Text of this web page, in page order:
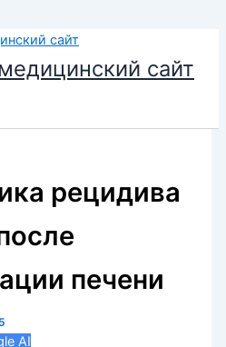
сайт
рецидива
печени
AI